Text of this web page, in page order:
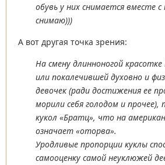
обувь у них снимается вместе
снимаю)))
А вот другая точка зрения:
На смену длинноногой
или покалечившей духовно и
девочек (ради достижения ее
морили себя голодом и прочее),
кукол «Братц», что на
означает «оторва».
Уродливые пропорции куклы
самооценку самой неуклюжей